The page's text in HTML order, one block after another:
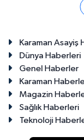
Karaman Asayiş
Dünya Haberleri
Genel Haberler
Karaman
Magazin
Sağlık Haberleri
Teknoloji